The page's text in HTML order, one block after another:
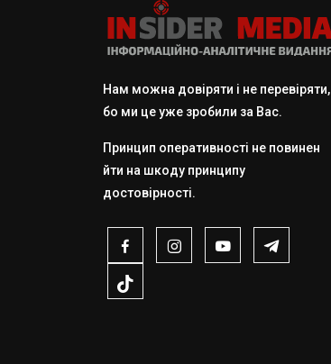
Нам можна довіряти і не перевіряти,
бо ми це уже зробили за Вас.
Принцип оперативності не повинен
йти на шкоду принципу
достовірності.